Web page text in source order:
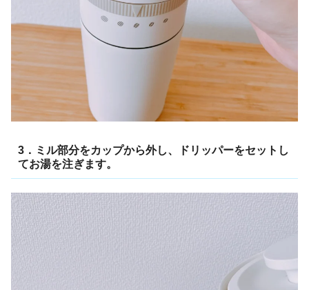
3．ミル部分をカップから外し、ドリッパーをセットし
てお湯を注ぎます。